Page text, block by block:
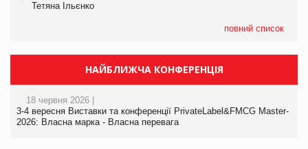
Тетяна Ільєнко
повний список
НАЙБЛИЖЧА КОНФЕРЕНЦІЯ
18 червня 2026 |
3-4 вересня Виставки та конференції PrivateLabel&FMCG Master-
2026: Власна марка - Власна перевага